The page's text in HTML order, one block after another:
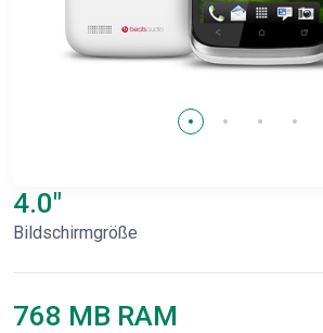
4.0"
Bildschirmgröße
768 MB RAM